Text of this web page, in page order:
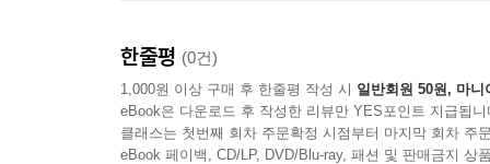
한줄평 (0건)
1,000원 이상 구매 후 한줄평 작성 시 일반회원 50원, 마니
eBook은 다운로드 후 작성한 리뷰만 YES포인트 지급됩니
클래스는 첫번째 회차 주문확정 시점부터 마지막 회차 주
eBook 페이백, CD/LP, DVD/Blu-ray, 패션 및 판매금지 상